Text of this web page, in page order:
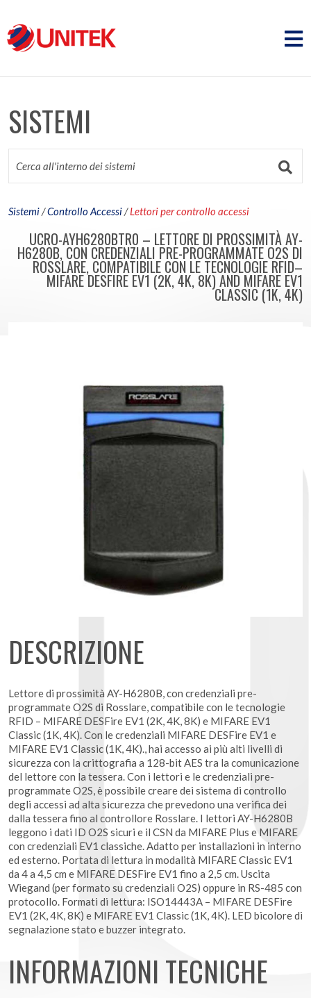
SISTEMI
Sistemi/Controllo Accessi/Lettori per controllo accessi
UCRO-AYH6280BTR0 – LETTORE DI PROSSIMITÀ AY-
H6280B, CON CREDENZIALI PRE-PROGRAMMATE O2S DI
ROSSLARE, COMPATIBILE CON LE TECNOLOGIE RFID–
MIFARE DESFIRE EV1 (2K, 4K, 8K) AND MIFARE EV1
CLASSIC (1K, 4K)
DESCRIZIONE
Lettore di prossimità AY-H6280B, con credenziali pre-
programmate O2S di Rosslare, compatibile con le tecnologie
RFID – MIFARE DESFire EV1 (2K, 4K, 8K) e MIFARE EV1
Classic (1K, 4K). Con le credenziali MIFARE DESFire EV1 e
MIFARE EV1 Classic (1K, 4K)., hai accesso ai più alti livelli di
sicurezza con la crittografia a 128-bit AES tra la comunicazione
del lettore con la tessera. Con i lettori e le credenziali pre-
programmate O2S, è possibile creare dei sistema di controllo
degli accessi ad alta sicurezza che prevedono una verifica dei
dalla tessera fino al controllore Rosslare. I lettori AY-H6280B
leggono i dati ID O2S sicuri e il CSN da MIFARE Plus e MIFARE
con credenziali EV1 classiche. Adatto per installazioni in interno
ed esterno. Portata di lettura in modalità MIFARE Classic EV1
da 4 a 4,5 cm e MIFARE DESFire EV1 fino a 2,5 cm. Uscita
Wiegand (per formato su credenziali O2S) oppure in RS-485 con
protocollo. Formati di lettura: ISO14443A – MIFARE DESFire
EV1 (2K, 4K, 8K) e MIFARE EV1 Classic (1K, 4K). LED bicolore di
segnalazione stato e buzzer integrato.
INFORMAZIONI TECNICHE